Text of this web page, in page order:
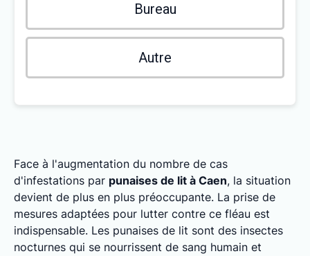
Bureau
Autre
Face à l'augmentation du nombre de cas
d'infestations par punaises de lit à Caen, la situation
devient de plus en plus préoccupante. La prise de
mesures adaptées pour lutter contre ce fléau est
indispensable. Les punaises de lit sont des insectes
nocturnes qui se nourrissent de sang humain et